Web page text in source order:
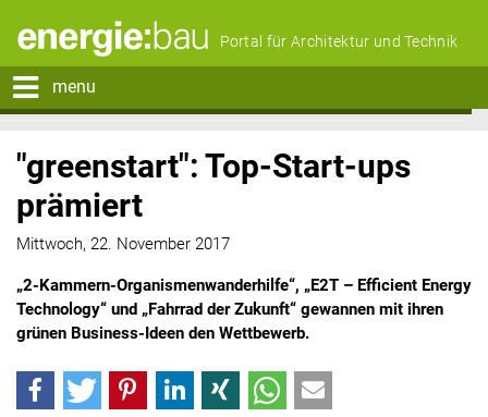
Portal für Architektur und Technik
menu
"greenstart": Top-Start-ups
prämiert
Mittwoch, 22. November 2017
„2-Kammern-Organismenwanderhilfe“, „E2T – Efficient Energy
Technology“ und „Fahrrad der Zukunft“ gewannen mit ihren
grünen Business-Ideen den Wettbewerb.